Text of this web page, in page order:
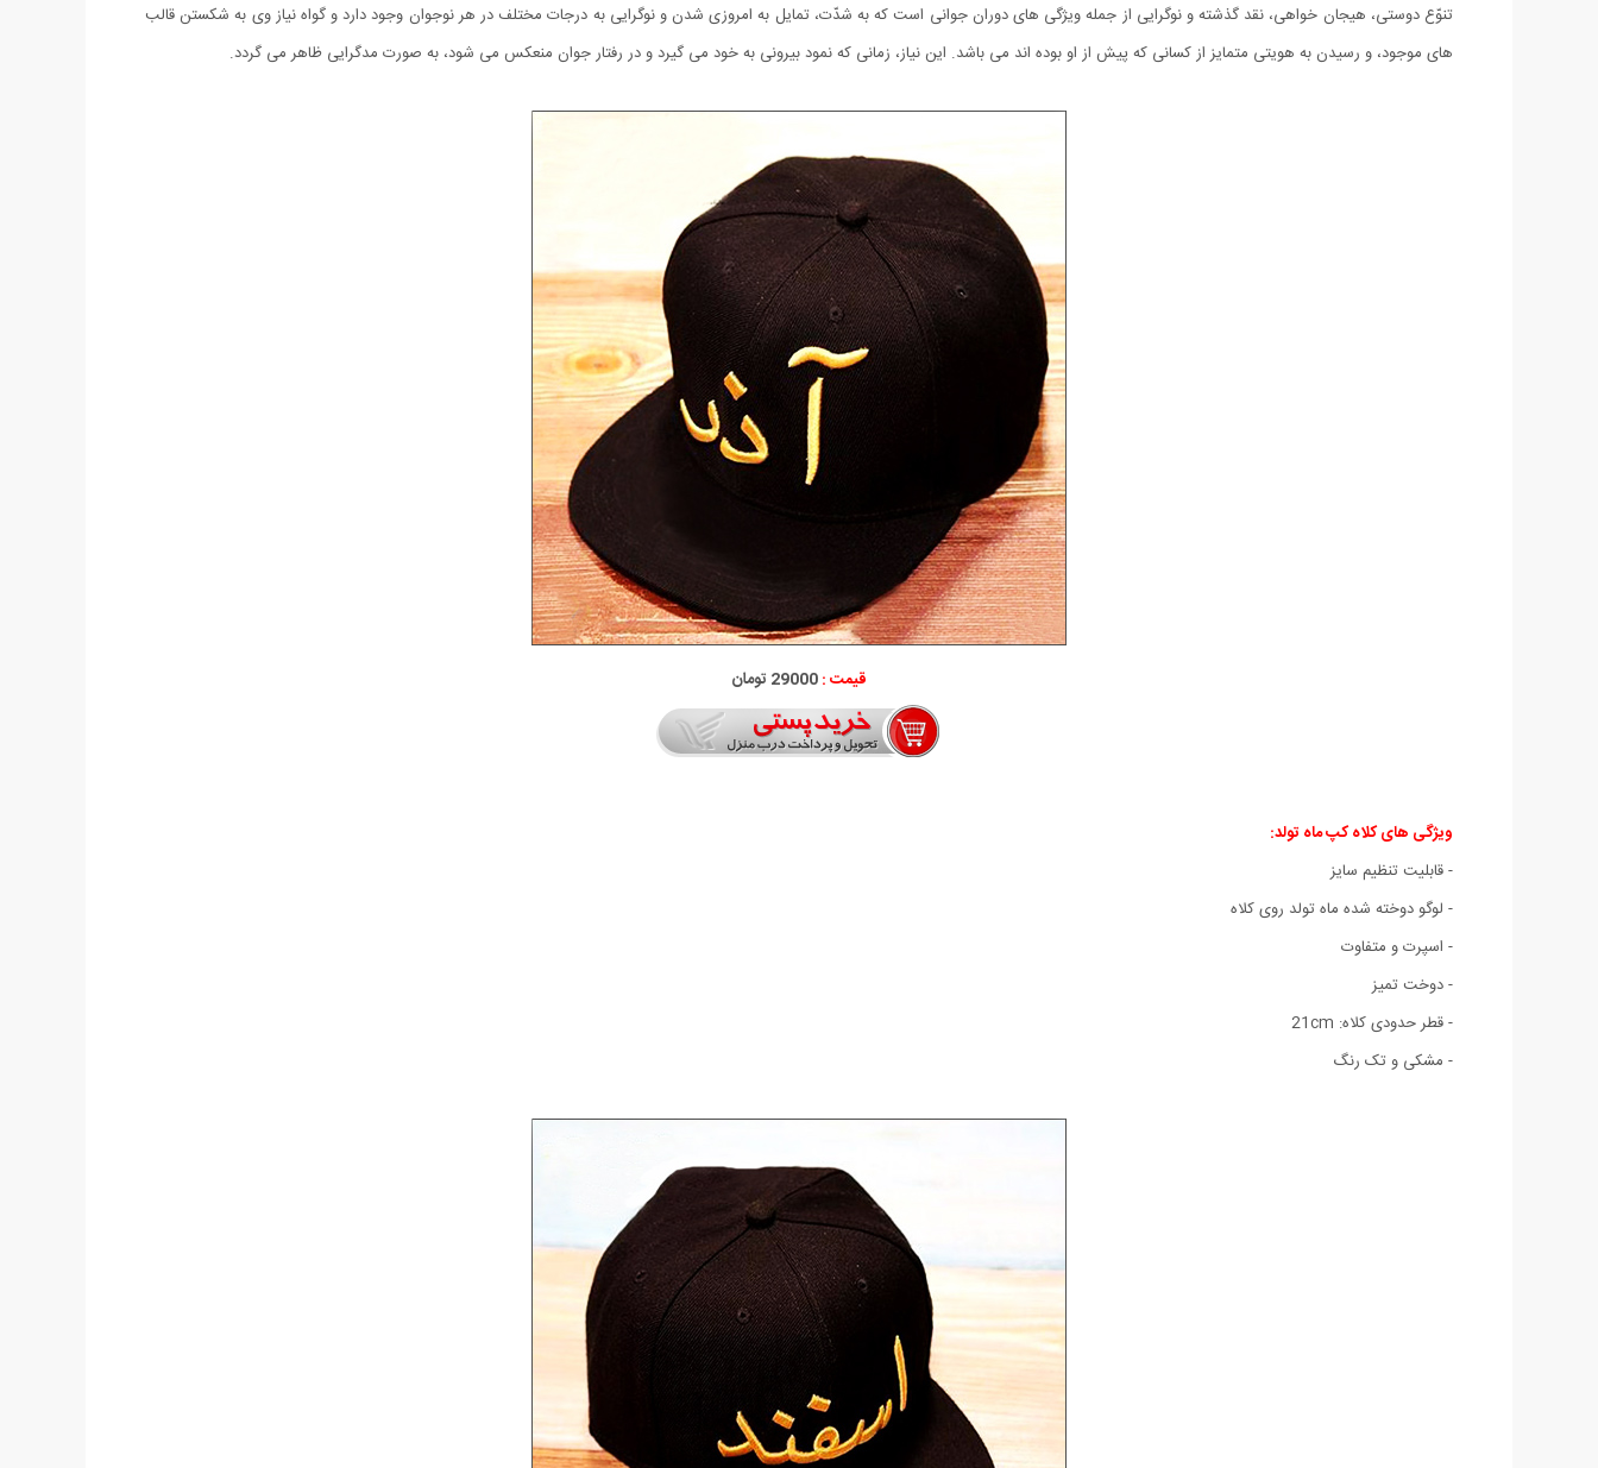
تنوّع دوستی، هیجان خواهی، نقد گذشته و نوگرایی از جمله ویژگی های دوران جوانی است که به شدّت، تمایل به امروزی شدن و نوگرایی به درجات مختلف در هر نوجوان وجود دارد و گواه نیاز وی به شکستن قالب
های موجود، و رسیدن به هویتی متمایز از کسانی که پیش از او بوده اند می باشد. این نیاز، زمانی که نمود بیرونی به خود می گیرد و در رفتار جوان منعکس می شود، به صورت مدگرایی ظاهر می گردد.
قیمت :29000 تومان
ویژگی های کلاه کپ ماه تولد:
- قابلیت تنظیم سایز
- لوگو دوخته شده ماه تولد روی کلاه
- اسپرت و متفاوت
- دوخت تمیز
- قطر حدودی کلاه: 21cm
- مشکی و تک رنگ